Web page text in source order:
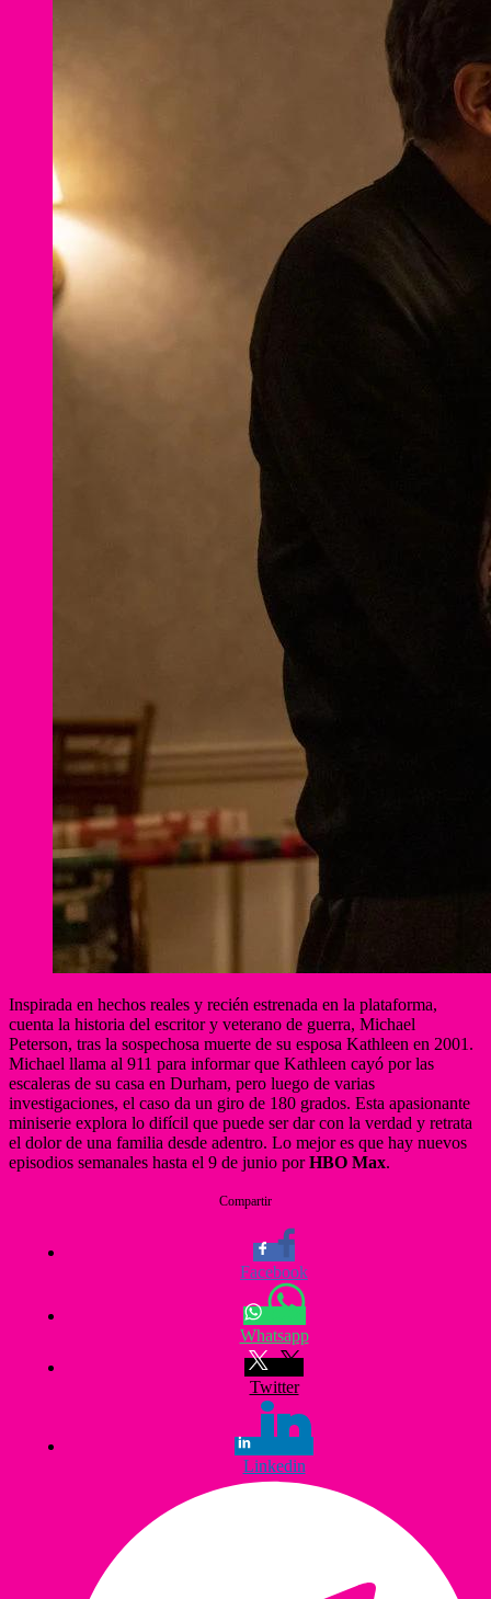
Inspirada en hechos reales y recién estrenada en la plataforma,
cuenta la historia del escritor y veterano de guerra, Michael
Peterson, tras la sospechosa muerte de su esposa Kathleen en 2001.
Michael llama al 911 para informar que Kathleen cayó por las
escaleras de su casa en Durham, pero luego de varias
investigaciones, el caso da un giro de 180 grados. Esta apasionante
miniserie explora lo difícil que puede ser dar con la verdad y retrata
el dolor de una familia desde adentro. Lo mejor es que hay nuevos
episodios semanales hasta el 9 de junio porHBO Max.
Compartir
Facebook
Whatsapp
Twitter
Linkedin